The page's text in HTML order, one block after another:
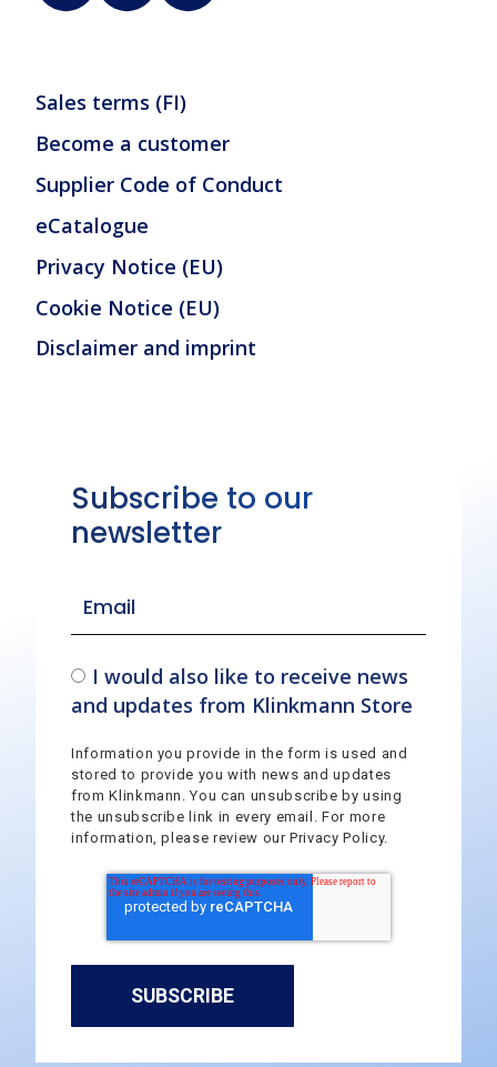
Sales terms (FI)
Become a customer
Supplier Code of Conduct
eCatalogue
Privacy Notice (EU)
Cookie Notice (EU)
Disclaimer and imprint
Subscribe to our
newsletter
I would also like to receive news
and updates from Klinkmann Store
Information you provide in the form is used and
stored to provide you with news and updates
from Klinkmann. You can unsubscribe by using
the unsubscribe link in every email. For more
information, please review our Privacy Policy.